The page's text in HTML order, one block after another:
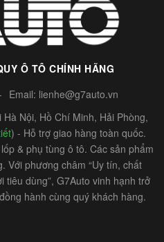
Ô TÔ CHÍNH HÃNG
Email: lienhe@g7auto.vn
Nội, Hồ Chí Minh, Hải Phòng,
) - Hỗ trợ giao hàng toàn quốc.
& phụ tùng ô tô. Các sản phẩm
Với phương châm “Uy tín, chất
tiêu dùng”, G7Auto vinh hạnh trở
hành cùng quý khách hàng.